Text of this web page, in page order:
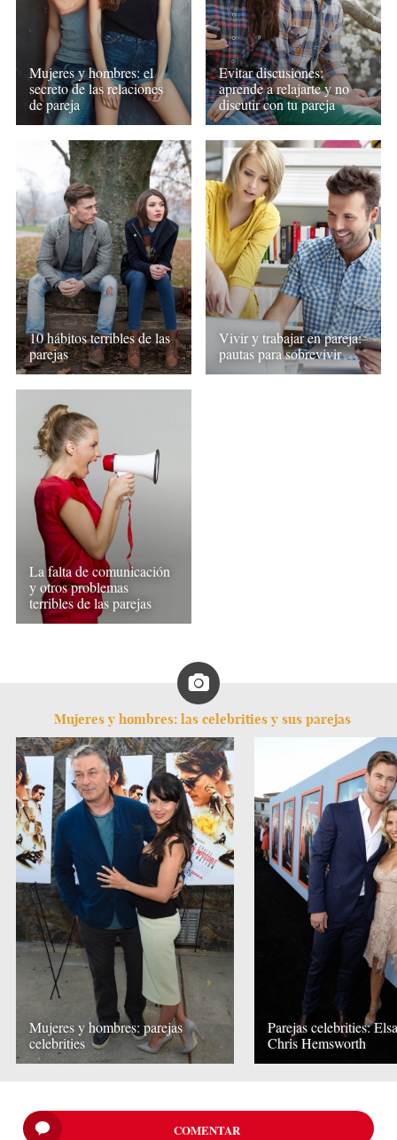
Mujeres y hombres: el
secreto de las relaciones
de pareja
Evitar discusiones:
aprende a relajarte y no
discutir con tu pareja
10 hábitos terribles de las
parejas
Vivir y trabajar en pareja:
pautas para sobrevivir
La falta de comunicación
y otros problemas
terribles de las parejas
Mujeres y hombres: las celebrities y sus parejas
Mujeres y hombres: parejas
celebrities
Parejas celebrities:
Chris Hemsworth
COMENTAR